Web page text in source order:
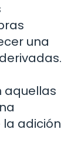
una
aquellas
adición